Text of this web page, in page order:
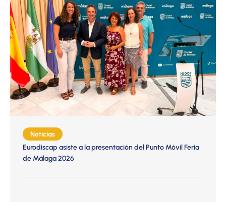
Noticias
Eurodiscap asiste a la presentación del Punto Móvil Feria
de Málaga 2026